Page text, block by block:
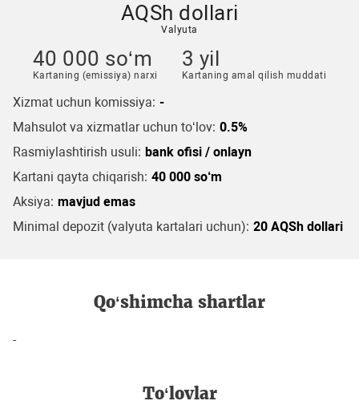
AQSh dollari
Valyuta
40 000 so‘m
Kartaning (emissiya) narxi
3 yil
Kartaning amal qilish muddati
Xizmat uchun komissiya: -
Mahsulot va xizmatlar uchun to‘lov: 0.5%
Rasmiylashtirish usuli: bank ofisi / onlayn
Kartani qayta chiqarish: 40 000 so‘m
Aksiya: mavjud emas
Minimal depozit (valyuta kartalari uchun): 20 AQSh dollari
Qo‘shimcha shartlar
-
To‘lovlar